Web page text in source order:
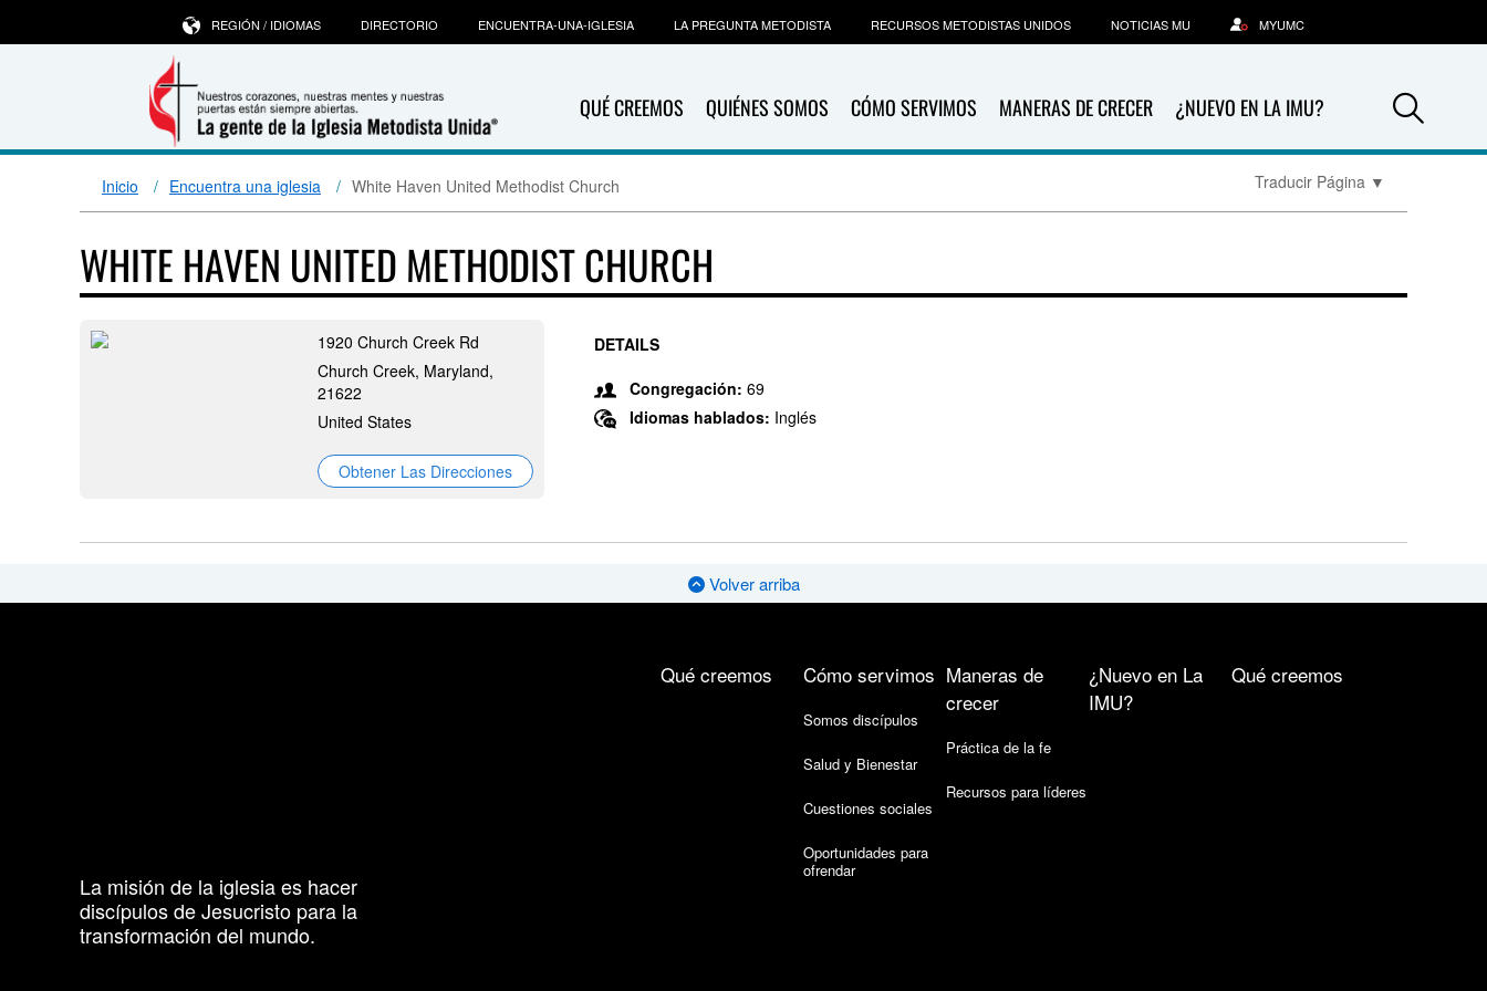
QUÉ CREEMOS QUIÉNES SOMOS CÓMO SERVIMOS MANERAS DE CRECER ¿NUEVO EN LA IMU?
REGIÓN / IDIOMAS DIRECTORIO ENCUENTRA-UNA-IGLESIA LA PREGUNTA METODISTA RECURSOS METODISTAS UNIDOS NOTICIAS MU MYUMC
Inicio Encuentra una iglesia White Haven United Methodist Church Traducir Página ▼
WHITE HAVEN UNITED METHODIST CHURCH
1920 Church Creek Rd
Church Creek, Maryland,
21622
United States
Obtener Las Direcciones
DETAILS
Congregación: 69
Idiomas hablados: Inglés
Volver arriba
La misión de la iglesia es hacer
discípulos de Jesucristo para la
transformación del mundo.
Qué creemos Cómo servimos
Somos discípulos
Salud y Bienestar
Cuestiones sociales
Oportunidades para
ofrendar
Maneras de
crecer
Práctica de la fe
Recursos para líderes
¿Nuevo en La
IMU?
Qué creemos